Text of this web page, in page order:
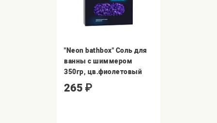
"Neon bathbox" Соль для
ванны с шиммером
350гр, цв.фиолетовый
265 ₽